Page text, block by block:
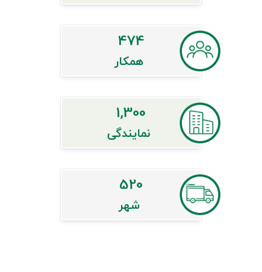
474
همکار
1,300
نمایندگی
520
شهر